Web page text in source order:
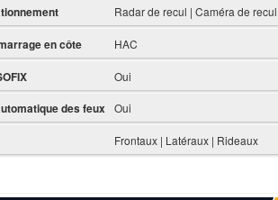
Radar de recul | Caméra de recul
en côte HAC
Oui
des feux Oui
Frontaux | Latéraux | Rideaux